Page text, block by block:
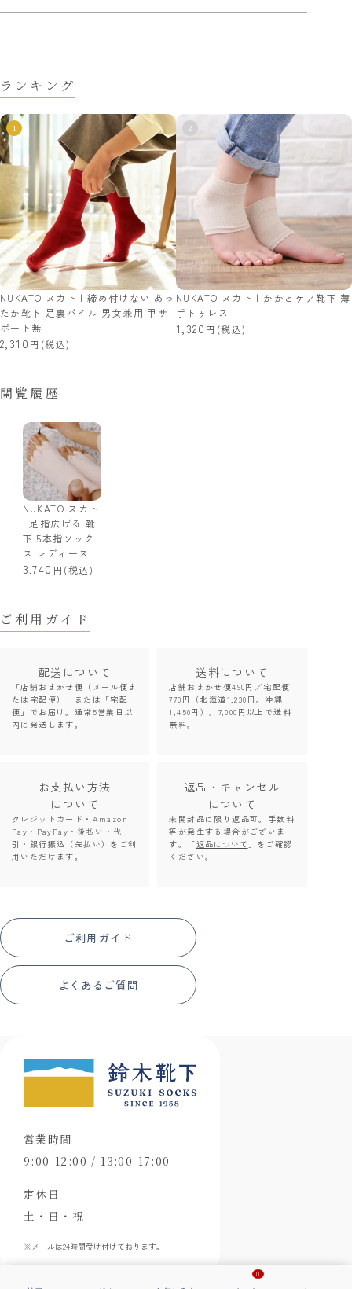
ランキング
NUKATO ヌカト | 締め付けない あっ
たか靴下 足裏パイル 男女兼用 甲サ
ポート無
2,310 (税込)
NUKATO ヌカト | かかとケア靴下 薄
手トゥレス
1,320 (税込)
閲覧履歴
NUKATO ヌカト
| 足指広げる 靴
下 5本指ソック
ス レディース
3,740 (税込)
0
ご利用ガイド
配送について
「店舗おまかせ便（メール便ま
たは宅配便）」または「宅配
便」でお届け。通常5営業日以
内に発送します。
送料について
店舗おまかせ便490円／宅配便
770円（北海道1,230円。沖縄
1,450円）。7,000円以上で送料
無料。
お支払い方法
について
クレジットカード・Amazon
Pay・PayPay・後払い・代
引・銀行振込（先払い）をご利
用いただけます。
返品・キャンセル
について
未開封品に限り返品可。手数料
等が発生する場合がございま
す。「返品について 」をご確認
ください。
ご利用ガイド
よくあるご質問
営業時間
9:00-12:00 / 13:00-17:00
定休日
土・日・祝
※メールは24時間受け付けております。
特定商取引に基づく表示 プライバシーポリシー